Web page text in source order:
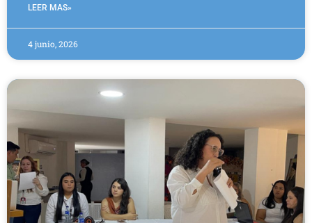
LEER MAS»
4 junio, 2026